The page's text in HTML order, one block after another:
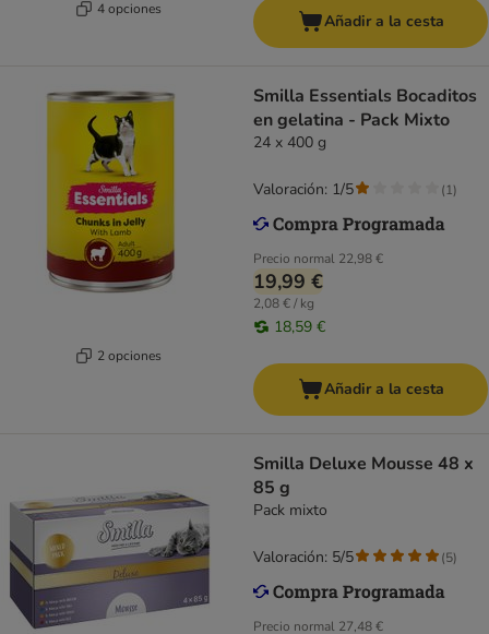
4 opciones
Añadir a la cesta
2 opciones
Smilla Essentials Bocaditos
en gelatina - Pack Mixto
24 x 400 g
Precio normal 22,98 €
19,99 €
2,08 € / kg
18,59 €
Valoración: 1/5 (1)
Añadir a la cesta
Smilla Deluxe Mousse 48 x
85 g
Pack mixto
Precio normal 27,48 €
Valoración: 5/5 (5)